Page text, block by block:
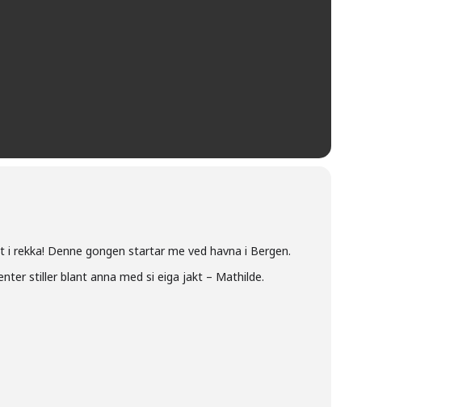
rekka! Denne gongen startar me ved havna i Bergen.
stiller blant anna med si eiga jakt – Mathilde.